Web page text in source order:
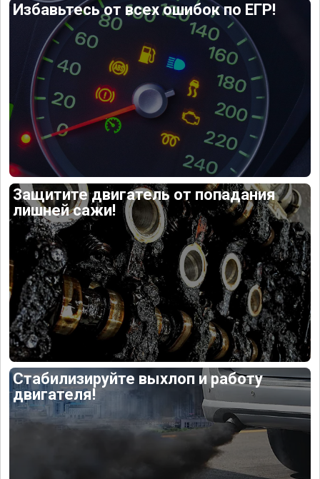
Избавьтесь от всех ошибок по ЕГР!
Защитите двигатель от попадания
лишней сажи!
Стабилизируйте выхлоп и работу
двигателя!